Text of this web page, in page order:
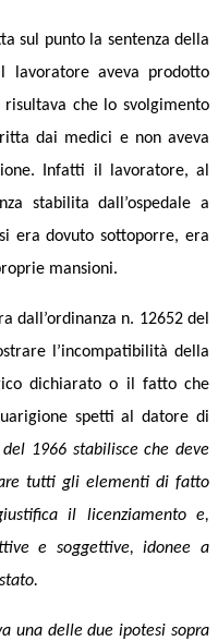
sul punto la sentenza della
lavoratore aveva prodotto
risultava che lo svo lgimento
dai medici e non aveva
Infatti il lavoratore, al
stabilita dall’ospedalea
era dovuto sottoporre, era
mansioni.
dall’ordinanza n. 12652 del
l’incompatibilità della
dichiarato o il fatto che
spetti al datore di
1966 stabilisce che deve
tutti gli elementi di fatto
il licenziamento e,
e soggettive, idonee a
una delle due ipotesi sopra